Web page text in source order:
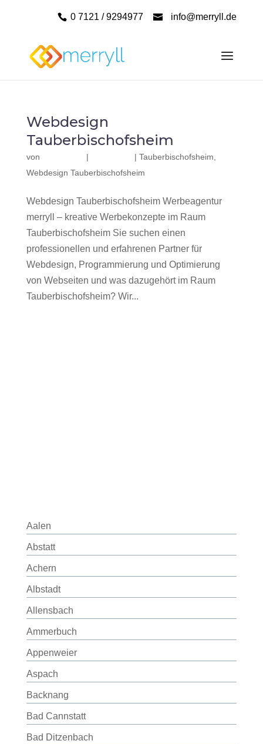
0 7121 / 9294977 info@merryll.de
Webdesign
Tauberbischofsheim
von | | Tauberbischofsheim
Webdesign Tauberbischofsheim
Webdesign Tauberbischofsheim Werbeagentur
merryll – kreative Werbekonzepte im Raum
Tauberbischofsheim Sie suchen einen
professionellen und erfahrenen Partner für
Webdesign, Programmierung und Optimierung
von Webseiten und was dazugehört im Raum
Tauberbischofsheim? Wir...
Aalen
Abstatt
Achern
Albstadt
Allensbach
Ammerbuch
Appenweier
Aspach
Backnang
Bad Cannstatt
Bad Ditzenbach